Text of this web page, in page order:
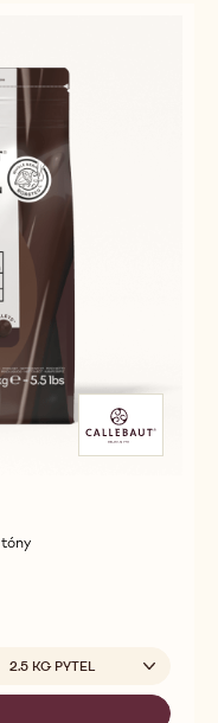
balení
2.5 KG PYTEL